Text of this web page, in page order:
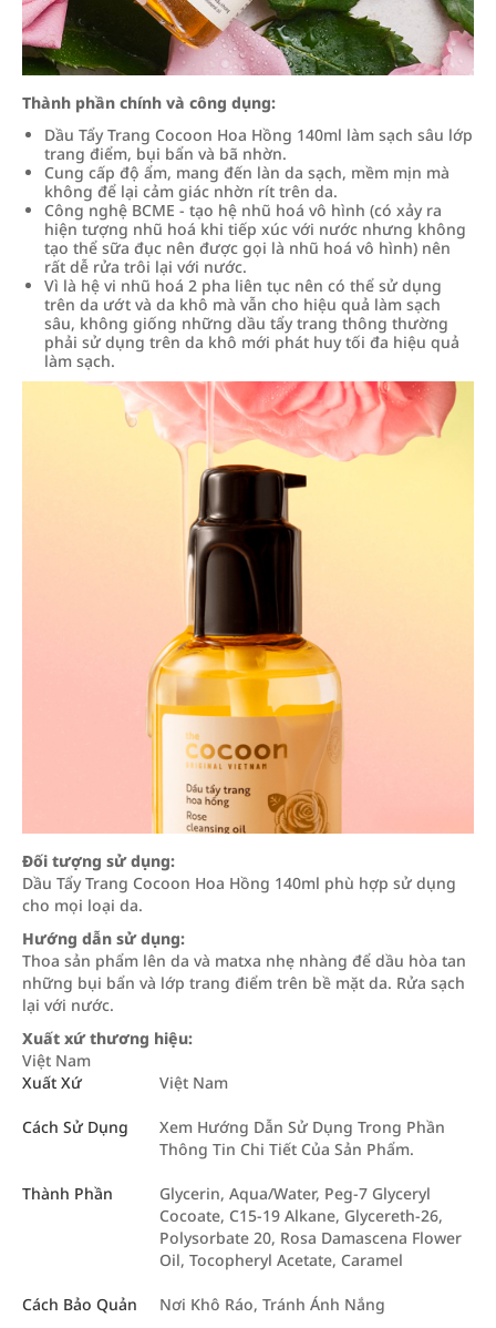
Thành phần chính và công dụng:
Dầu Tẩy Trang Cocoon Hoa Hồng 140ml làm sạch sâu lớp
trang điểm, bụi bẩn và bã nhờn.
Cung cấp độ ẩm, mang đến làn da sạch, mềm mịn mà
không để lại cảm giác nhờn rít trên da.
Công nghệ BCME - tạo hệ nhũ hoá vô hình (có xảy ra
hiện tượng nhũ hoá khi tiếp xúc với nước nhưng không
tạo thể sữa đục nên được gọi là nhũ hoá vô hình) nên
rất dễ rửa trôi lại với nước.
Vì là hệ vi nhũ hoá 2 pha liên tục nên có thể sử dụng
trên da ướt và da khô mà vẫn cho hiệu quả làm sạch
sâu, không giống những dầu tẩy trang thông thường
phải sử dụng trên da khô mới phát huy tối đa hiệu quả
làm sạch.
Đối tượng sử dụng:
Dầu Tẩy Trang Cocoon Hoa Hồng 140ml phù hợp sử dụng
cho mọi loại da.
Hướng dẫn sử dụng:
Thoa sản phẩm lên da và matxa nhẹ nhàng để dầu hòa tan
những bụi bẩn và lớp trang điểm trên bề mặt da. Rửa sạch
lại với nước.
Xuất xứ thương hiệu:
Việt Nam
Xuất Xứ
Việt Nam
Cách Sử Dụng
Xem Hướng Dẫn Sử Dụng Trong Phần
Thông Tin Chi Tiết Của Sản Phẩm.
Thành Phần
Glycerin, Aqua/Water, Peg-7 Glyceryl
Cocoate, C15-19 Alkane, Glycereth-26,
Polysorbate 20, Rosa Damascena Flower
Oil, Tocopheryl Acetate, Caramel
Cách Bảo Quản Nơi Khô Ráo, Tránh Ánh Nắng